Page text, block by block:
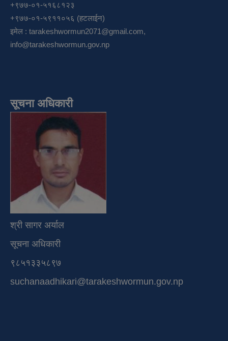
+९७७-०१-५१६८१२३
+९७७-०१-५९११०५६ (हटलाईन)
इमेल : tarakeshwormun2071@gmail.com,
info@tarakeshwormun.gov.np
सूचना अधिकारी
श्री सागर अर्याल
सूचना अधिकारी
९८५१३३५८९७
suchanaadhikari@tarakeshwormun.gov.np